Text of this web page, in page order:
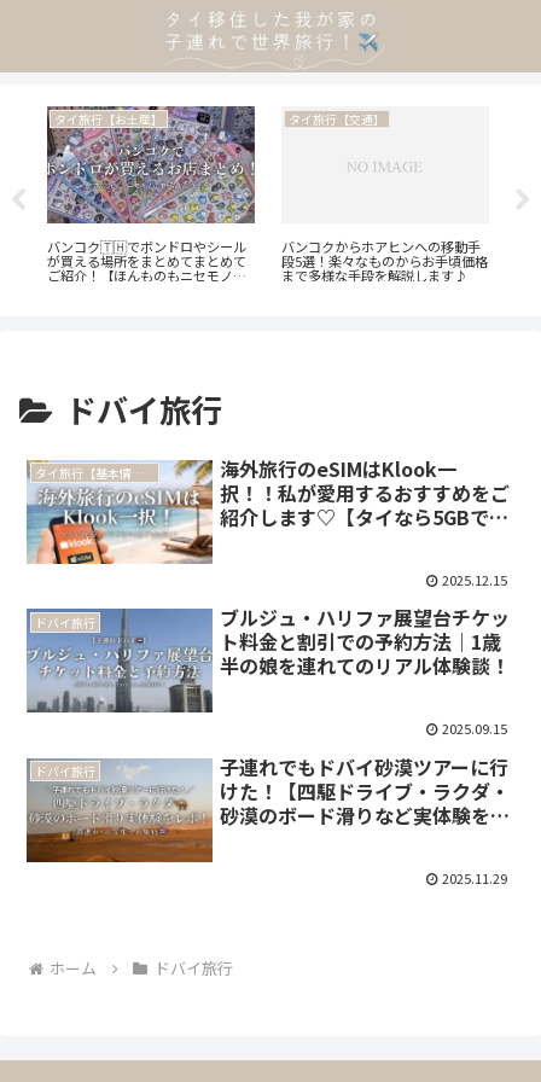
タイ旅行【お土産】
バンコク🇹🇭でボンドロやシール
が買える場所をまとめてまとめて
ご紹介！【ほんものもニセモノも
タイ旅行【交通】
バンコクからホアヒンへの移動手
段5選！楽々なものからお手頃価格
まで多様な手段を解説します♪
ドバイ旅行
タイ旅行【基本情報】
海外旅行のeSIMはKlook一
択！！私が愛用するおすすめをご
紹介します♡【タイなら5GBで
2025.12.15
ドバイ旅行
ブルジュ・ハリファ展望台チケッ
ト料金と割引での予約方法｜1歳
半の娘を連れてのリアル体験談！
2025.09.15
ドバイ旅行
子連れでもドバイ砂漠ツアーに行
けた！【四駆ドライブ・ラクダ・
砂漠のボード滑りなど実体験をレ
2025.11.29
ホーム ドバイ旅行